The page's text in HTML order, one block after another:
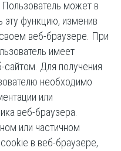
может в
эту функцию, изменив
веб-браузере. При
имеет
сайтом. Для получения
необходимо
или
веб-браузера.
или частичном
в веб-браузере,